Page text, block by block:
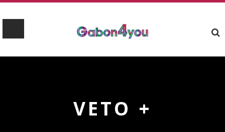
VETO +